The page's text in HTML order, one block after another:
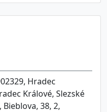
Hradec
Králové, Slezské
38, 2,